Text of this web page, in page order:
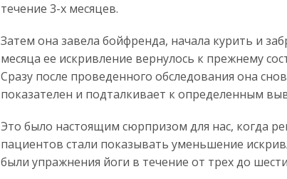
течение 3-х месяцев.
Затем она завела бойфренда, начала курить и
месяца ее искривление вернулось к прежнему
Сразу после проведенного обследования она
показателен и подталкивает к определенным
Это было настоящим сюрпризом для нас, когда
пациентов стали показывать уменьшение
были упражнения йоги в течение от трех до